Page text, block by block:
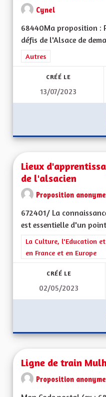
Cynel
68440Ma proposition :
défis de l'Alsace de
Filtrer les résultats de la
Autres
CRÉÉ LE
13/07/2023
Lieux
de l'alsacien
Proposition anonyme
672401/ La
est essentielle d'un
Filtrer les résultats de la
La Culture, l'Education
en France et en Europe
CRÉÉ LE
02/05/2023
Ligne de train
Proposition anonyme